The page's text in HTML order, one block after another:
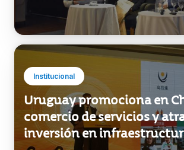
Institucional
Uruguay promociona en
comercio de servicios y
inversión en